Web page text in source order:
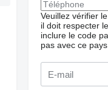
Veuillez vérifier
il doit respecter
inclure le code
pas avec ce pays